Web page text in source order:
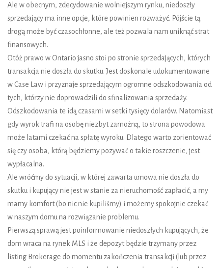
Ale w obecnym, zdecydowanie wolniejszym rynku, niedoszły
sprzedający ma inne opcje, które powinien rozważyć. Pójście tą
drogą może być czasochłonne, ale też pozwala nam uniknąć strat
finansowych.
Otóż prawo w Ontario jasno stoi po stronie sprzedających, których
transakcja nie doszła do skutku. Jest doskonale udokumentowane
w Case Law i przyznaje sprzedającym ogromne odszkodowania od
tych, którzy nie doprowadzili do sfinalizowania sprzedaży.
Odszkodowania te idą czasami w setki tysięcy dolarów. Natomiast
gdy wyrok trafi na osobę niezbyt zamożną, to strona powodowa
może latami czekać na spłatę wyroku. Dlatego warto zorientować
się czy osoba, którą będziemy pozywać o takie roszczenie, jest
wypłacalna.
Ale wróćmy do sytuacji, w której zawarta umowa nie doszła do
skutku i kupujący nie jest w stanie za nieruchomość zapłacić, a my
mamy komfort (bo nic nie kupiliśmy) i możemy spokojnie czekać
w naszym domu na rozwiązanie problemu.
Pierwszą sprawą jest poinformowanie niedoszłych kupujących, że
dom wraca na rynek MLS i że depozyt będzie trzymany przez
listing Brokerage do momentu zakończenia transakcji (lub przez